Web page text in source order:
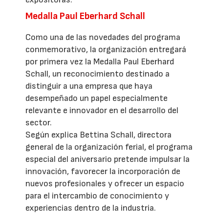
Medalla Paul Eberhard Schall
Como una de las novedades del programa
conmemorativo, la organización entregará
por primera vez la Medalla Paul Eberhard
Schall, un reconocimiento destinado a
distinguir a una empresa que haya
desempeñado un papel especialmente
relevante e innovador en el desarrollo del
sector.
Según explica Bettina Schall, directora
general de la organización ferial, el programa
especial del aniversario pretende impulsar la
innovación, favorecer la incorporación de
nuevos profesionales y ofrecer un espacio
para el intercambio de conocimiento y
experiencias dentro de la industria.